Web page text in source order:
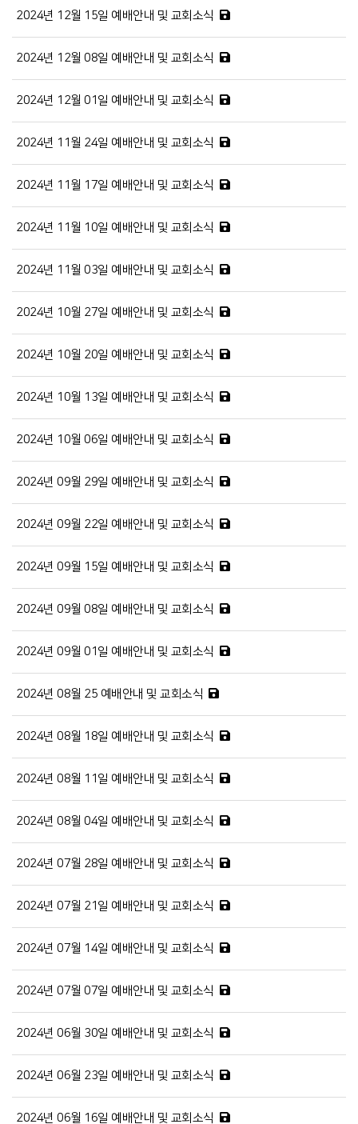
2024년 12월 15일 예배안내 및 교회소식
2024년 12월 08일 예배안내 및 교회소식
2024년 12월 01일 예배안내 및 교회소식
2024년 11월 24일 예배안내 및 교회소식
2024년 11월 17일 예배안내 및 교회소식
2024년 11월 10일 예배안내 및 교회소식
2024년 11월 03일 예배안내 및 교회소식
2024년 10월 27일 예배안내 및 교회소식
2024년 10월 20일 예배안내 및 교회소식
2024년 10월 13일 예배안내 및 교회소식
2024년 10월 06일 예배안내 및 교회소식
2024년 09월 29일 예배안내 및 교회소식
2024년 09월 22일 예배안내 및 교회소식
2024년 09월 15일 예배안내 및 교회소식
2024년 09월 08일 예배안내 및 교회소식
2024년 09월 01일 예배안내 및 교회소식
2024년 08월 25 예배안내 및 교회소식
2024년 08월 18일 예배안내 및 교회소식
2024년 08월 11일 예배안내 및 교회소식
2024년 08월 04일 예배안내 및 교회소식
2024년 07월 28일 예배안내 및 교회소식
2024년 07월 21일 예배안내 및 교회소식
2024년 07월 14일 예배안내 및 교회소식
2024년 07월 07일 예배안내 및 교회소식
2024년 06월 30일 예배안내 및 교회소식
2024년 06월 23일 예배안내 및 교회소식
2024년 06월 16일 예배안내 및 교회소식